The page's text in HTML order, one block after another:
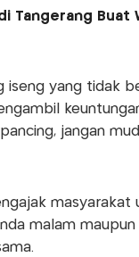
Tangerang Buat
iseng yang tidak
jangan
malam